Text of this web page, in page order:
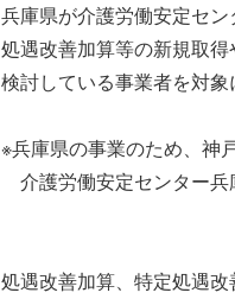
兵庫県が介護労働安定セン
処遇改善加算等の新規取
検討している事業者を対象
※兵庫県の事業のため、神
介護労働安定センター兵
処遇改善加算、特定処遇